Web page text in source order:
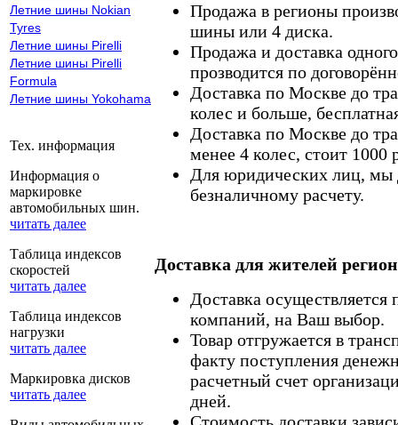
Летние шины Nokian
Tyres
Летние шины Pirelli
Летние шины Pirelli
Formula
Летние шины Yokohama
Тех. информация
Информация о
маркировке
автомобильных шин.
читать далее
Таблица индексов
скоростей
читать далее
Таблица индексов
нагрузки
читать далее
Маркировка дисков
читать далее
Продажа в регионы
шины или 4 диска.
Продажа и доставка
прозводится по
Доставка по Москве до
колес и больше,
Доставка по Москве до
менее 4 колес, стоит 1000
Для юридических лиц, мы
безналичному расчету.
Доставка для жителей
Доставка
компаний, на Ваш выбор.
Товар отгружается в
факту поступления
расчетный счет
дней.